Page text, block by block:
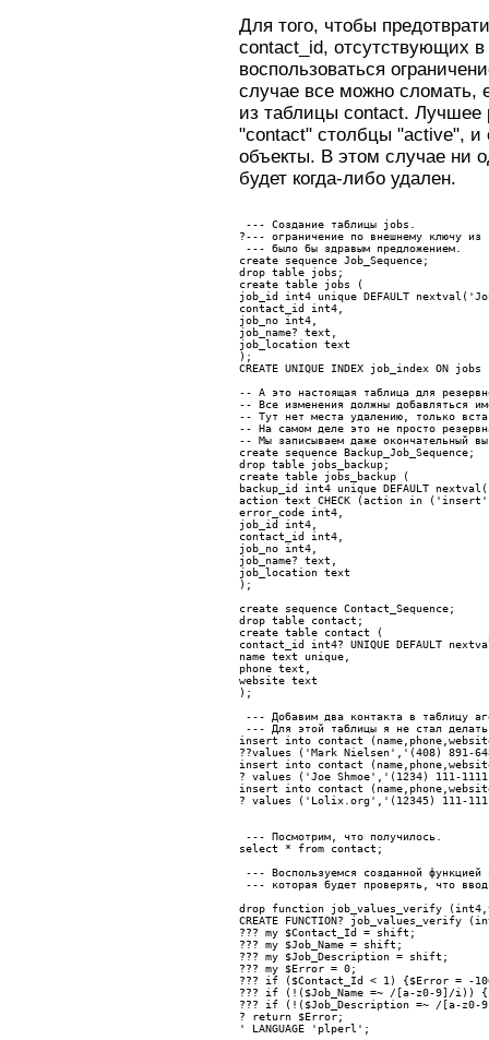
Для того, чтобы
contact_id, отсутствующих
воспользоваться
случае все можно сломать,
из таблицы contact.
"contact" столбцы "active",
объекты. В этом случае ни
будет когда-либо удален.
--- Создание таблицы jobs.
?--- ограничение по внешнему ключу из
--- было бы здравым предложением.
create sequence Job_Sequence;
drop table jobs;
create table jobs (
job_id int4 unique DEFAULT
contact_id int4,
job_no int4,
job_name? text,
job_location text
);
CREATE UNIQUE INDEX job_index ON
-- А это настоящая таблица для
-- Все изменения должны добавляться
-- Тут нет места удалению, только
-- На самом деле это не просто
-- Мы записываем даже окончательный
create sequence Backup_Job_Sequence;
drop table jobs_backup;
create table jobs_backup (
backup_id int4 unique DEFAULT
action text CHECK (action in
error_code int4,
job_id int4,
contact_id int4,
job_no int4,
job_name? text,
job_location text
);
create sequence Contact_Sequence;
drop table contact;
create table contact (
contact_id int4? UNIQUE DEFAULT
name text unique,
phone text,
website text
);
--- Добавим два контакта в таблицу
--- Для этой таблицы я не стал
insert into contact
??values ('Mark Nielsen','(408) 891-
insert into contact
? values ('Joe Shmoe','(1234) 111-
insert into contact
? values ('Lolix.org','(12345) 111-
--- Посмотрим, что получилось.
select * from contact;
--- Воспользуемся созданной
--- которая будет проверять, что
drop function job_values_verify
CREATE FUNCTION?
??? my $Contact_Id = shift;
??? my $Job_Name = shift;
??? my $Job_Description = shift;
??? my $Error = 0;
???
if ($Contact_Id < 1) {$Error = -
???
if (!($Job_Name =~ /[a-z0-9]/i))
???
if (!($Job_Description =~ /[a-
?
return $Error;
' LANGUAGE 'plperl';